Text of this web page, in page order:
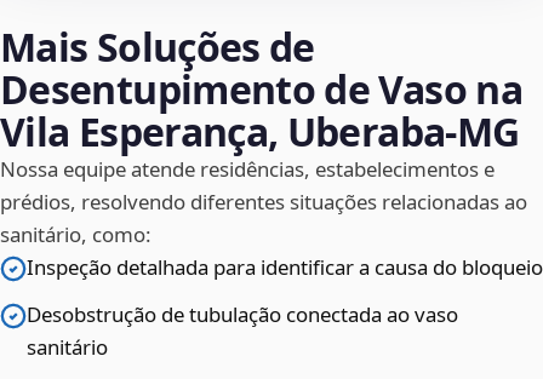
Mais Soluções de
Desentupimento de Vaso na
Vila Esperança, Uberaba‑MG
Nossa equipe atende residências, estabelecimentos e
prédios, resolvendo diferentes situações relacionadas ao
sanitário, como:
Inspeção detalhada para identificar a causa do bloqueio
Desobstrução de tubulação conectada ao vaso
sanitário